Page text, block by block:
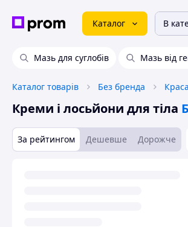
Каталог В
Мазь для суглобів Мазь від
Каталог товарів Без бренда
Креми і лосьйони для тіла
За рейтингом Дешевше Дорожче